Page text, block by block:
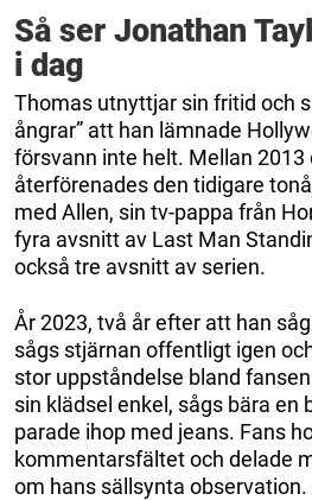
Så ser Jonathan
i dag
Thomas utnyttjar sin fritid och
ångrar” att han lämnade
försvann inte helt. Mellan 2013
återförenades den tidigare
med Allen, sin tv-pappa från
fyra avsnitt av Last Man
också tre avsnitt av serien.
År 2023, två år efter att han
sågs stjärnan offentligt igen
stor uppståndelse bland
sin klädsel enkel, sågs bära en
parade ihop med jeans. Fans
kommentarsfältet och delade
om hans sällsynta observation.